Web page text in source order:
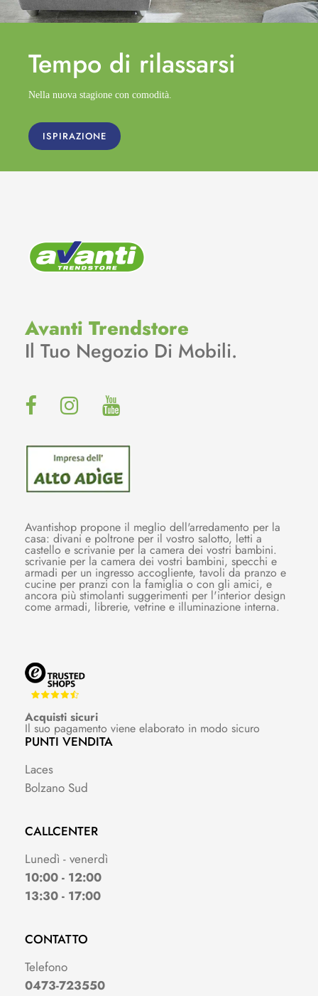
Tempo di rilassarsi
Nella nuova stagione con comodità.
ISPIRAZIONE
Avanti Trendstore
Il Tuo Negozio Di Mobili.
Avantishop propone il meglio dell'arredamento per la
casa: divani e poltrone per il vostro salotto, letti a
castello e scrivanie per la camera dei vostri bambini.
scrivanie per la camera dei vostri bambini, specchi e
armadi per un ingresso accogliente, tavoli da pranzo e
cucine per pranzi con la famiglia o con gli amici, e
ancora più stimolanti suggerimenti per l'interior design
come armadi, librerie, vetrine e illuminazione interna.
Acquisti sicuri
Il suo pagamento viene elaborato in modo sicuro
PUNTI VENDITA
Laces
Bolzano Sud
CALLCENTER
Lunedì - venerdì
10:00 - 12:00
13:30 - 17:00
CONTATTO
Telefono
0473-723550